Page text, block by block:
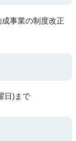
事業の制度改正
日)まで